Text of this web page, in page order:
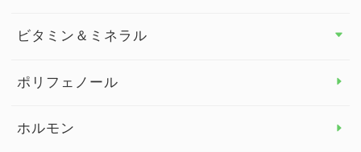
健康セミナー
ビタミン＆ミネラル
ビタミン＆ミネラル トップ
ポリフェノール
ホルモン